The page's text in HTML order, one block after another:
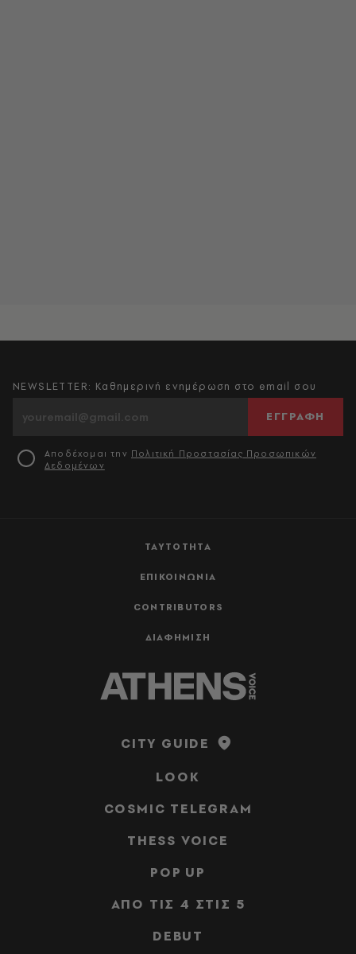
ΤΑΥΤΟΤΗΤΑ
ΕΠΙΚΟΙΝΩΝΙΑ
CONTRIBUTORS
ΔΙΑΦΗΜΙΣΗ
NEWSLETTER: Καθημερινή ενημέρωση στο email σου
ΕΓΓΡΑΦΗ
Αποδέχομαι την Πολιτική Προστασίας Προσωπικών
Δεδομένων
CITY GUIDE
LOOK
COSMIC TELEGRAM
THESS VOICE
POP UP
ΑΠΟ ΤΙΣ 4 ΣΤΙΣ 5
DEBUT